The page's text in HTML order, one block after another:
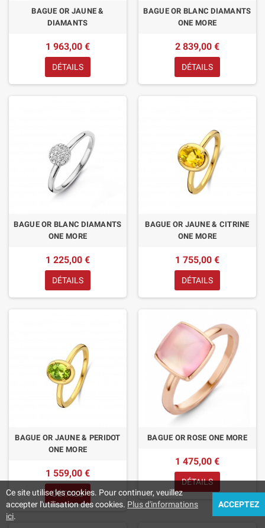
BAGUE OR JAUNE &
DIAMANTS
1 963,00 €
DÉTAILS
BAGUE OR BLANC DIAMANTS
ONE MORE
2 839,00 €
DÉTAILS
BAGUE OR BLANC DIAMANTS
ONE MORE
1 225,00 €
DÉTAILS
BAGUE OR JAUNE & CITRINE
ONE MORE
1 755,00 €
DÉTAILS
BAGUE OR JAUNE & PERIDOT
ONE MORE
1 559,00 €
DÉTAILS
BAGUE OR ROSE ONE MORE
1 475,00 €
DÉTAILS
Ce site utilise les cookies. Pour continuer, veuillez
accepter l'utilisation des cookies. Plus d'informations
ici.
ACCEPTEZ